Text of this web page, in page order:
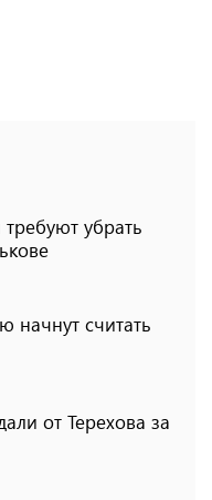
убрать
начнут считать
от Терехова за